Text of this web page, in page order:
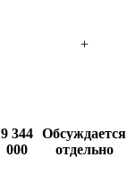
+
9 344
000
Обсуждается
отдельно